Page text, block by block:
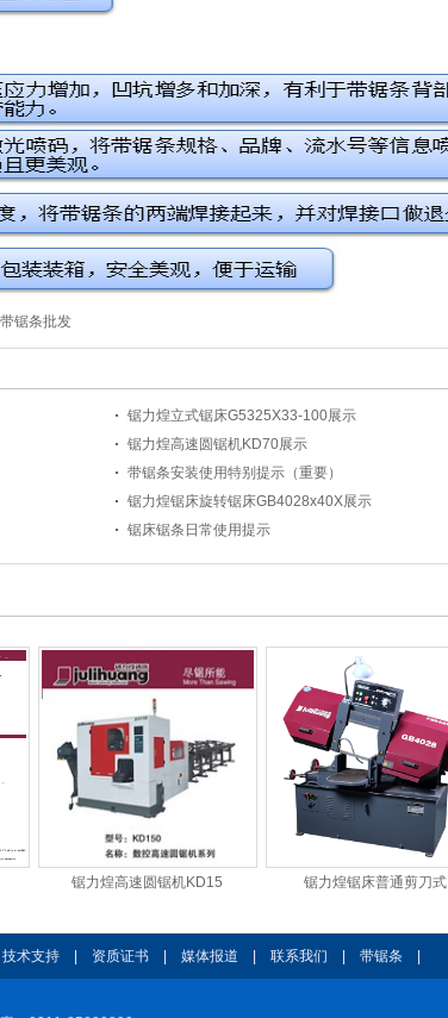
锯条批发
锯力煌立式锯床G5325X33-100展示
锯力煌高速圆锯机KD70展示
带锯条安装使用特别提示（重要）
锯力煌锯床旋转锯床GB4028x40X展示
锯床锯条日常使用提示
锯力煌高速圆锯机KD15 锯力煌锯床普通剪刀式
技术支持| 资质证书| 媒体报道 联系我们 带锯条